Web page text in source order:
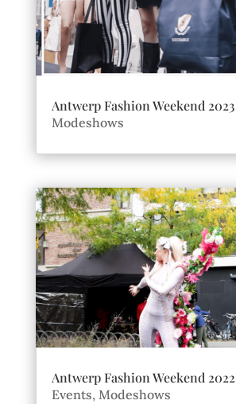
Antwerp Fashion Weekend 2023
Modeshows
Antwerp Fashion Weekend 2022
Events, Modeshows